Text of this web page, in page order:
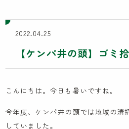
ケンパのNPO活動
Lunch Trip
木とのふれあい
イスラエル研修記
ケンパの採用
2022.04.25
【ケンパ井の頭】ゴミ
こんにちは。今日も暑いですね。
今年度、ケンパ井の頭では地域の清
していました。